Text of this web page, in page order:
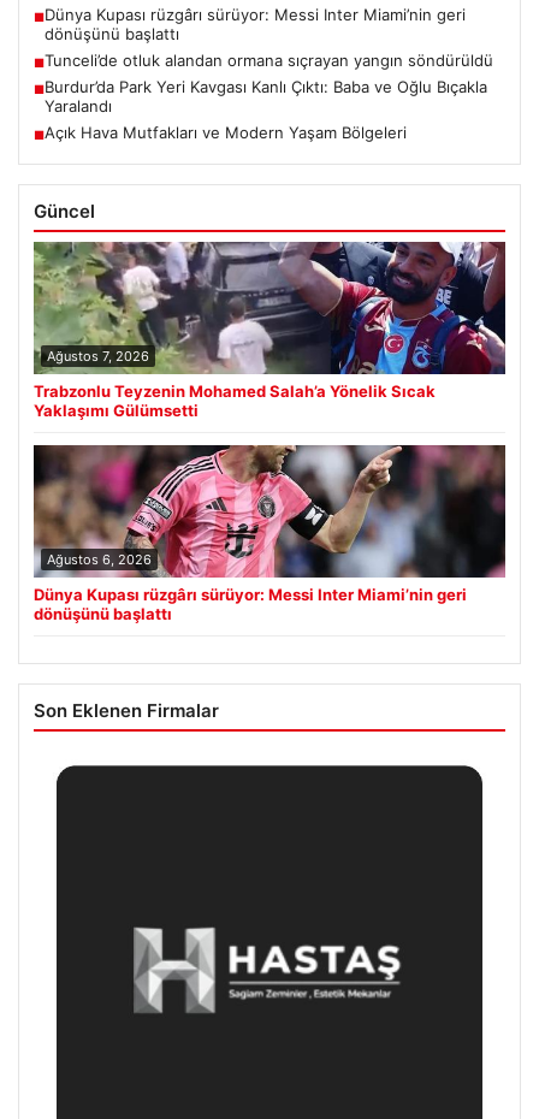
■Dünya Kupası rüzgârı sürüyor: Messi Inter Miami’nin geri
dönüşünü başlattı
■Tunceli’de otluk alandan ormana sıçrayan yangın söndürüldü
■Burdur’da Park Yeri Kavgası Kanlı Çıktı: Baba ve Oğlu Bıçakla
Yaralandı
■Açık Hava Mutfakları ve Modern Yaşam Bölgeleri
Güncel
Ağustos 7, 2026
Trabzonlu Teyzenin Mohamed Salah’a Yönelik Sıcak
Yaklaşımı Gülümsetti
Ağustos 6, 2026
Dünya Kupası rüzgârı sürüyor: Messi Inter Miami’nin geri
dönüşünü başlattı
Son Eklenen Firmalar